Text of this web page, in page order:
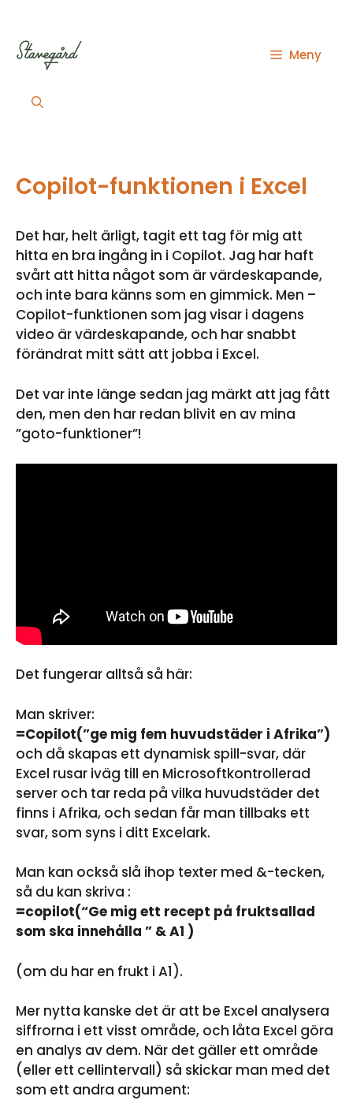
innehåll
Meny
Copilot-funktionen i Excel
Det har, helt ärligt, tagit ett tag för mig att
hitta en bra ingång in i Copilot. Jag har haft
svårt att hitta något som är värdeskapande,
och inte bara känns som en gimmick. Men –
Copilot-funktionen som jag visar i dagens
video är värdeskapande, och har snabbt
förändrat mitt sätt att jobba i Excel.
Det var inte länge sedan jag märkt att jag fått
den, men den har redan blivit en av mina
”goto-funktioner”!
Det fungerar alltså så här:
Man skriver:
=Copilot(”ge mig fem huvudstäder i Afrika”)
och då skapas ett dynamisk spill-svar, där
Excel rusar iväg till en Microsoftkontrollerad
server och tar reda på vilka huvudstäder det
finns i Afrika, och sedan får man tillbaks ett
svar, som syns i ditt Excelark.
Man kan också slå ihop texter med &-tecken,
så du kan skriva :
=copilot(“Ge mig ett recept på fruktsallad
som ska innehålla ” & A1 )
(om du har en frukt i A1).
Mer nytta kanske det är att be Excel analysera
siffrorna i ett visst område, och låta Excel göra
en analys av dem. När det gäller ett område
(eller ett cellintervall) så skickar man med det
som ett andra argument: